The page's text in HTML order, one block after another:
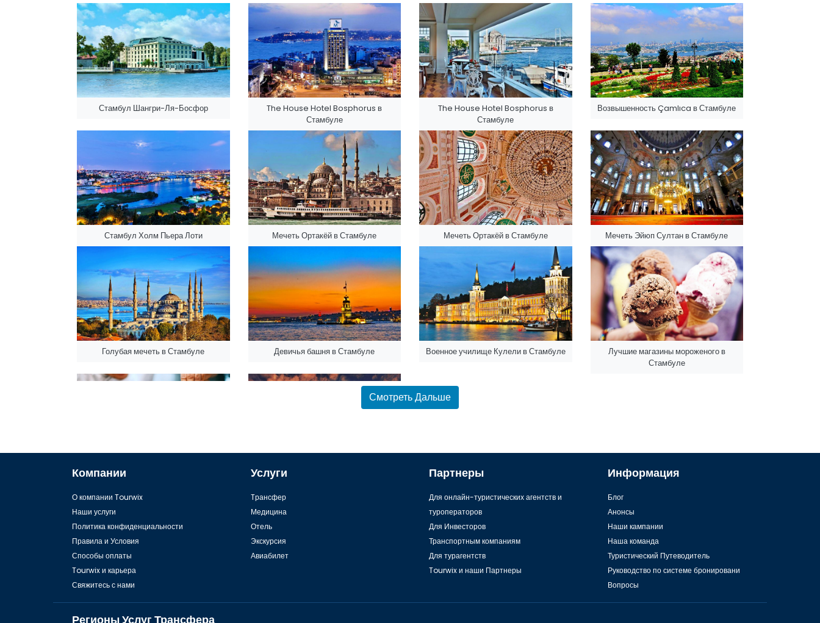
Стамбул Шангри-Ля-Босфор
The House Hotel Bosphorus в
Стамбуле
The House Hotel Bosphorus в
Стамбуле
Возвышенность Çamlıca в Стамбуле
Стамбул Холм Пьера Лоти Мечеть Ортакёй в Стамбуле Мечеть Ортакёй в Стамбуле Мечеть Эйюп Султан в Стамбуле
Голубая мечеть в Стамбуле Девичья башня в Стамбуле Военное училище Кулели в Стамбуле
Лучшие магазины мороженого в
Стамбуле
Лучшие рестораны Стамбула Красочный город: Стамбул
Смотреть Дальше
Компании
О компании Tourwix
Наши услуги
Политика конфиденциальности
Правила и Условия
Способы оплаты
Tourwix и карьера
Свяжитесь с нами
Услуги
Tрансфер
Медицина
Отель
Экскурсия
Авиабилет
Партнеры
Для онлайн-туристических агентств и
туроператоров
Для Инвесторов
Транспортным компаниям
Для турагентств
Tourwix и наши Партнеры
Информация
Блог
Анонсы
Наши кампании
Наша команда
Туристический Путеводитель
Руководство по системе бронировани
Вопросы
Регионы Услуг Трансфера